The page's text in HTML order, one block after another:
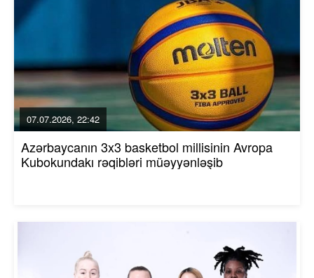
07.07.2026, 22:42
Azərbaycanın 3x3 basketbol millisinin Avropa
Kubokundakı rəqibləri müəyyənləşib